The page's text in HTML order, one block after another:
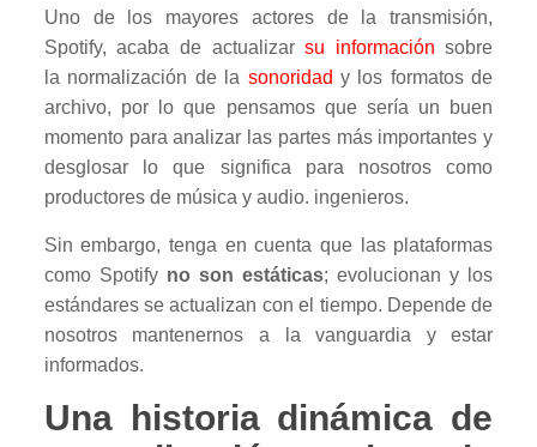
Uno de los mayores actores de la transmisión,
Spotify, acaba de actualizarsu información sobre
la normalización de la sonoridad y los formatos de
archivo, por lo que pensamos que sería un buen
momento para analizar las partes más importantes y
desglosar lo que significa para nosotros como
productores de música y audio. ingenieros.
Sin embargo, tenga en cuenta que las plataformas
como Spotify no son estáticas; evolucionan y los
estándares se actualizan con el tiempo. Depende de
nosotros mantenernos a la vanguardia y estar
informados.
Una historia dinámica de